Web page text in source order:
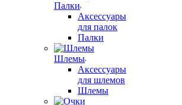
Палки
Аксессуары
для палок
Палки
Шлемы
Аксессуары
для шлемов
Шлемы